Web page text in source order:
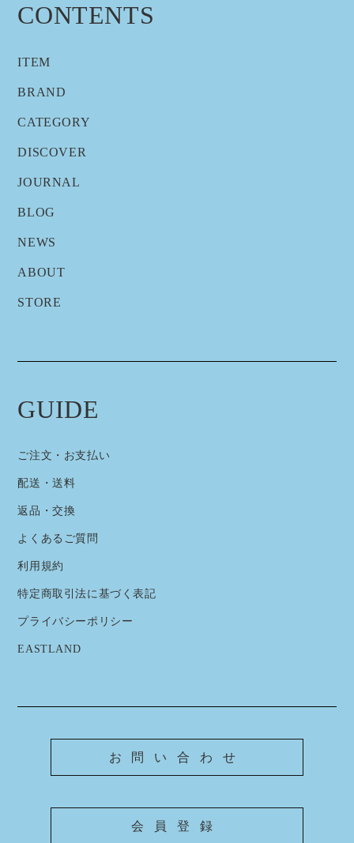
CONTENTS
ITEM
BRAND
CATEGORY
DISCOVER
JOURNAL
BLOG
NEWS
ABOUT
STORE
GUIDE
ご注文・お支払い
配送・送料
返品・交換
よくあるご質問
利用規約
特定商取引法に基づく表記
プライバシーポリシー
EASTLAND
お問い合わせ
会員登録